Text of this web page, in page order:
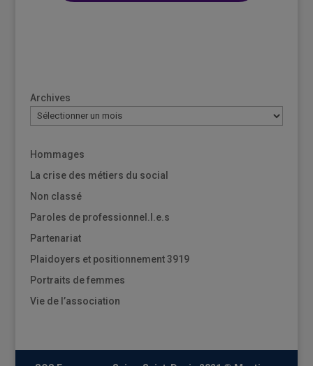
Archives
Hommages
La crise des métiers du social
Non classé
Paroles de professionnel.l.e.s
Partenariat
Plaidoyers et positionnement 3919
Portraits de femmes
Vie de l’association